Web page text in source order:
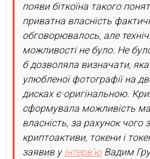
появи біткоїна такого
приватна власність
обговорювалось, але
можливості не було. Не було
б дозволяла визначати,
улюбленої фотографії на
дисках є оригінальною.
сформувала можливість
власність, за рахунок чого
криптоактиви, токени і
заявив уінтерв’юВадим